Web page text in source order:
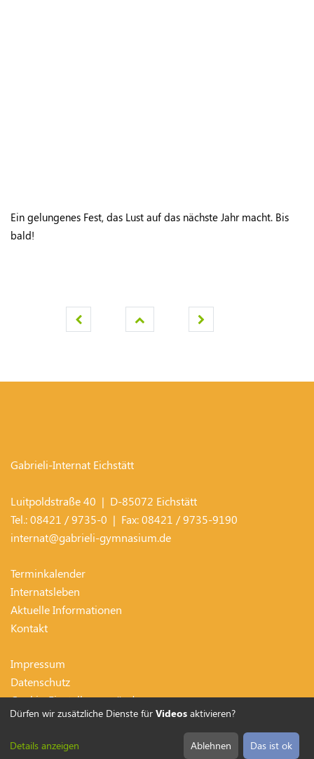
Ein gelungenes Fest, das Lust auf das nächste Jahr macht. Bis
bald!
Gabrieli-Internat Eichstätt
Luitpoldstraße 40 | D-85072 Eichstätt
Tel.:08421 / 9735-0 | Fax:08421 / 9735-9190
internat@gabrieli-gymnasium.de
Terminkalender
Internatsleben
Aktuelle Informationen
Kontakt
Impressum
Datenschutz
Cookie-Einstellungen ändern
Dürfen wir zusätzliche Dienste für Videos aktivieren?
Details anzeigen Ablehnen Das ist ok